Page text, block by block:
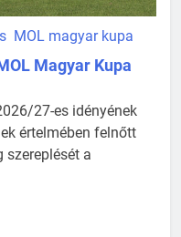
MOL magyar kupa
Magyar Kupa
27-es idényének
értelmében felnőtt
szereplését a